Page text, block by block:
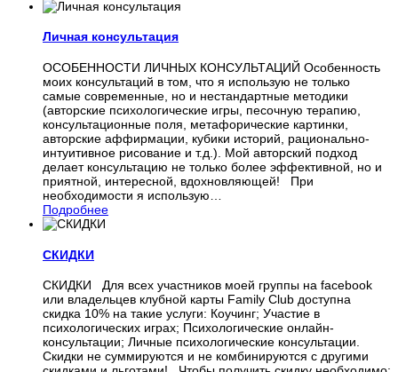
Личная консультация
ОСОБЕННОСТИ ЛИЧНЫХ КОНСУЛЬТАЦИЙ Особенность
моих консультаций в том, что я использую не только
самые современные, но и нестандартные методики
(авторские психологические игры, песочную терапию,
консультационные поля, метафорические картинки,
авторские аффирмации, кубики историй, рационально-
интуитивное рисование и т.д.). Мой авторский подход
делает консультацию не только более эффективной, но и
приятной, интересной, вдохновляющей! При
необходимости я использую
Подробнее
СКИДКИ
СКИДКИ Для всех участников моей группы на facebook
или владельцев клубной карты Family Club доступна
скидка 10% на такие услуги: Коучинг; Участие в
психологических играх; Психологические онлайн-
консультации; Личные психологические консультации.
Скидки не суммируются и не комбинируются с другими